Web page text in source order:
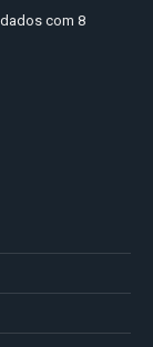
com 8